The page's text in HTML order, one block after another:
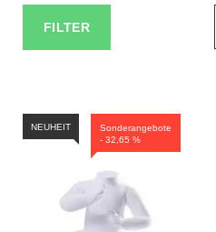
FILTER
Sonderangebote
- 32,65 %
NEUHEIT